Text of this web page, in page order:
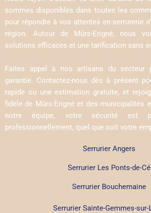
sommes disponibles dans toutes les
pour répondre à vos attentes en serrurerie
région. Autour de Mûrs-Erigné, nous
solutions efficaces et une tarification sans
Faites appel à nos artisans du secteur
garantie. Contactez-nous dès à présent
rapide ou une estimation gratuite, et
fidèle de Mûrs-Erigné et des municipalités
notre équipe, votre sécurité est
professionnellement, quel que soit votre
Serrurier Angers
Serrurier Les Ponts-de-Cé
Serrurier Bouchemaine
Serrurier Sainte-Gemmes-sur-